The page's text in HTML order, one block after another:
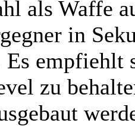
als Waffe
in
empfiehlt
zu